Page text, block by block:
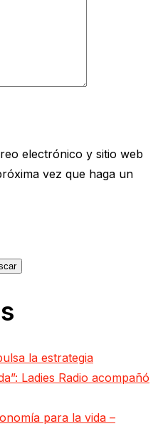
electrónico y sitio web
vez que haga un
la estrategia
Ladies Radio acompañó
para la vida –